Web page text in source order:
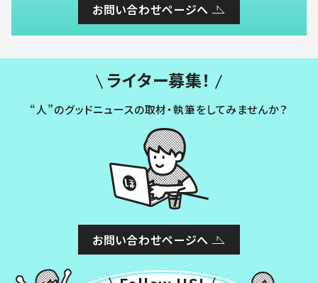
お問い合わせページへ
ライター募集！
“人”のグッドニュースの取材・執筆をしてみませんか？
お問い合わせページへ